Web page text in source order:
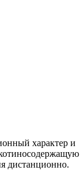
характер и
дистанционно.